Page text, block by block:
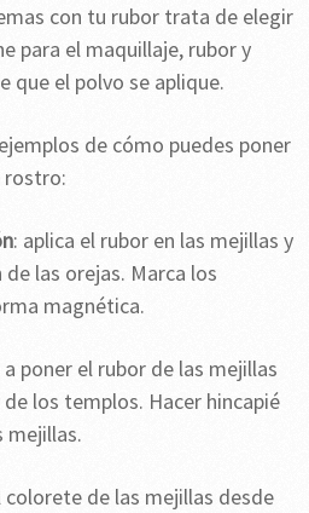
con tu rubor trata de elegir
para el maquillaje, rubor y
que el polvo se aplique.
de cómo puedes poner
rostro:
: aplica el rubor en las mejillas y
las orejas. Marca los
magnética.
poner el rubor de las mejillas
los templos. Hacer hincapié
mejillas.
colorete de las mejillas desde